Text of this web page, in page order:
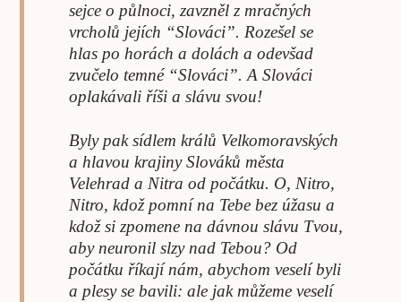
sejce o půlnoci, zavzněl z mračných
vrcholů jejích “Slováci”. Rozešel se
hlas po horách a dolách a odevšad
zvučelo temné “Slováci”. A Slováci
oplakávali říši a slávu svou!
Byly pak sídlem králů Velkomoravských
a hlavou krajiny Slováků města
Velehrad a Nitra od počátku. O, Nitro,
Nitro, kdož pomní na Tebe bez úžasu a
kdož si zpomene na dávnou slávu Tvou,
aby neuronil slzy nad Tebou? Od
počátku říkají nám, abychom veselí byli
a plesy se bavili: ale jak můžeme veselí